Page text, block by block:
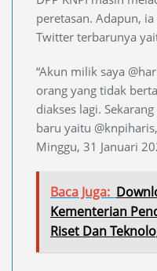
peretasan. Adapun,
Twitter terbarunya
“Akun milik saya
orang yang tidak
diakses lagi.
baru yaitu
Minggu, 31 Januari
Baca Juga:
Kementerian
Riset Dan